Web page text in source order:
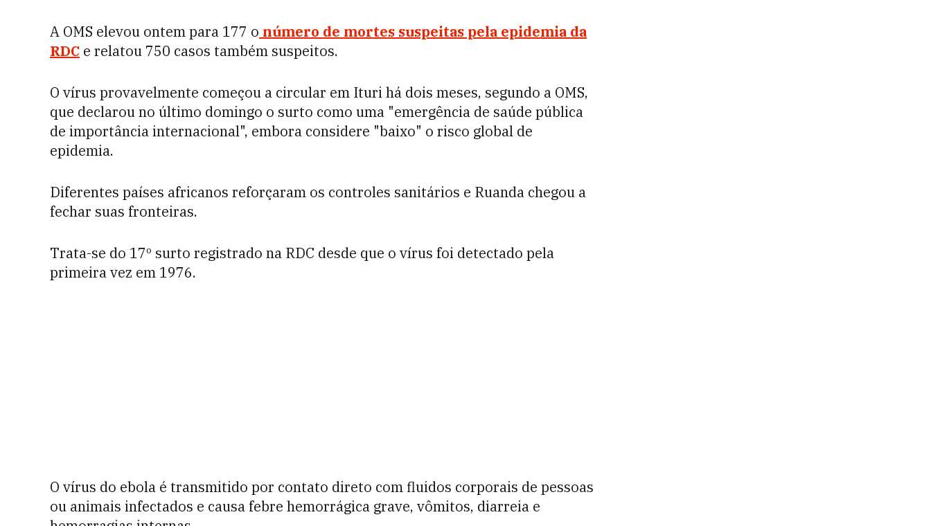
A OMS elevou ontem para 177 o número de mortes suspeitas pela epidemia da
RDC e relatou 750 casos também suspeitos.
O vírus provavelmente começou a circular em Ituri há dois meses, segundo a OMS,
que declarou no último domingo o surto como uma "emergência de saúde pública
de importância internacional", embora considere "baixo" o risco global de
epidemia.
Diferentes países africanos reforçaram os controles sanitários e Ruanda chegou a
fechar suas fronteiras.
Trata-se do 17º surto registrado na RDC desde que o vírus foi detectado pela
primeira vez em 1976.
O vírus do ebola é transmitido por contato direto com fluidos corporais de pessoas
ou animais infectados e causa febre hemorrágica grave, vômitos, diarreia e